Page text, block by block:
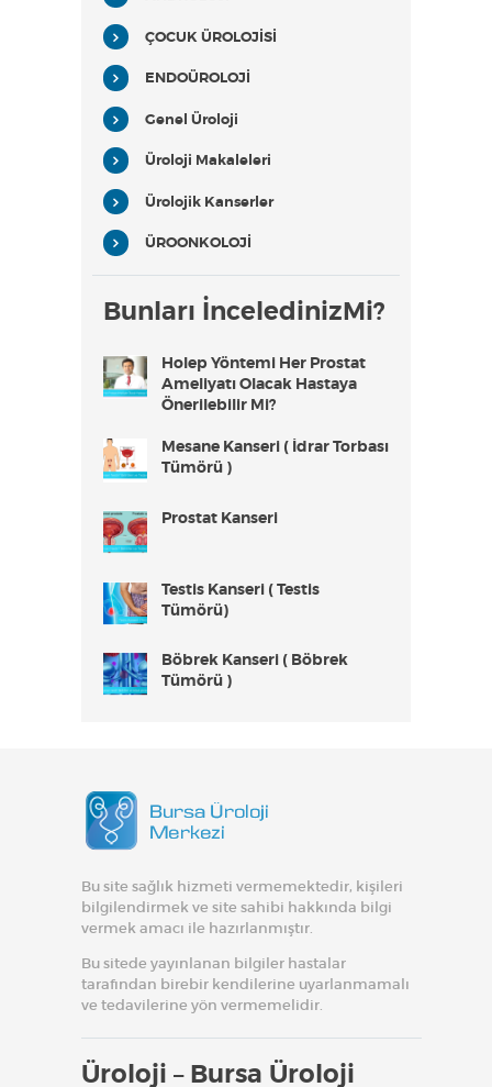
ÇOCUK ÜROLOJİSİ
ENDOÜROLOJİ
Genel Üroloji
Üroloji Makaleleri
Ürolojik Kanserler
ÜROONKOLOJİ
Bunları İnceledinizMi?
Holep Yöntemi Her Prostat
Ameliyatı Olacak Hastaya
Önerilebilir Mi?
Mesane Kanseri ( İdrar Torbası
Tümörü )
Prostat Kanseri
Testis Kanseri ( Testis
Tümörü)
Böbrek Kanseri ( Böbrek
Tümörü )
Bu site sağlık hizmeti vermemektedir, kişileri
bilgilendirmek ve site sahibi hakkında bilgi
vermek amacı ile hazırlanmıştır.
Bu sitede yayınlanan bilgiler hastalar
tarafından birebir kendilerine uyarlanmamalı
ve tedavilerine yön vermemelidir.
Üroloji – Bursa Üroloji